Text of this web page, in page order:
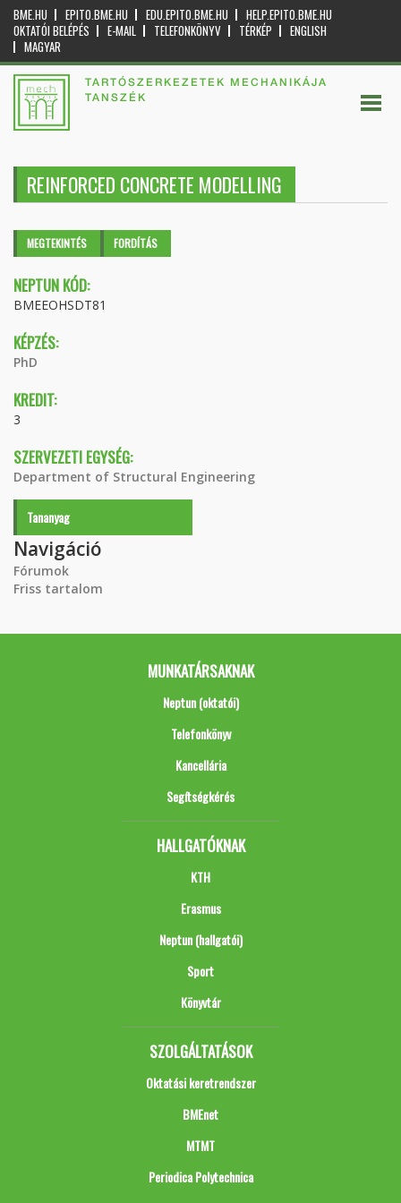
BME.HU EPITO.BME.HU EDU.EPITO.BME.HU
HELP.EPITO.BME.HU
OKTATÓI BELÉPÉS
E-MAIL TELEFONKÖNYV TÉRKÉP
ENGLISH
MAGYAR
TARTÓSZERKEZETEK MECHANIKÁJA
TANSZÉK
REINFORCED CONCRETE MODELLING
Elsődleges fülek
MEGTEKINTÉS (AKTÍVFORDÍTÁS
NEPTUN KÓD:
BMEEOHSDT81
KÉPZÉS:
PhD
KREDIT:
3
SZERVEZETI EGYSÉG:
Department of Structural Engineering
Tananyag
Navigáció
Fórumok
Friss tartalom
MUNKATÁRSAKNAK
Neptun (oktatói)
Telefonkönyv
Kancellária
Segítségkérés
HALLGATÓKNAK
KTH
Erasmus
Neptun (hallgatói)
Sport
Könyvtár
SZOLGÁLTATÁSOK
Oktatási keretrendszer
BMEnet
MTMT
Periodica Polytechnica